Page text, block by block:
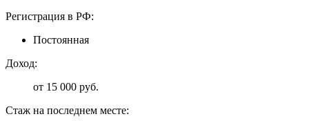
Регистрация в РФ:
Постоянная
Доход:
от 15 000 руб.
Стаж на последнем месте: